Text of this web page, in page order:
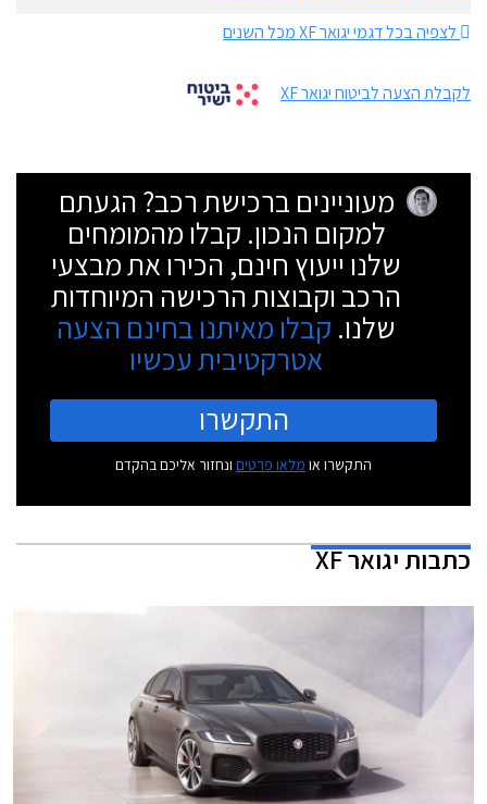
לצפיה בכל דגמי יגואר XF מכל השנים
לקבלת הצעה לביטוח יגואר XF
מעוניינים ברכישת רכב? הגעתם
למקום הנכון. קבלו מהמומחים
שלנו ייעוץ חינם, הכירו את מבצעי
הרכב וקבוצות הרכישה המיוחדות
שלנו. קבלו מאיתנו בחינם הצעה
אטרקטיבית עכשיו
התקשרו
התקשרו או מלאו פרטים ונחזור אליכם בהקדם
כתבותיגואר XF